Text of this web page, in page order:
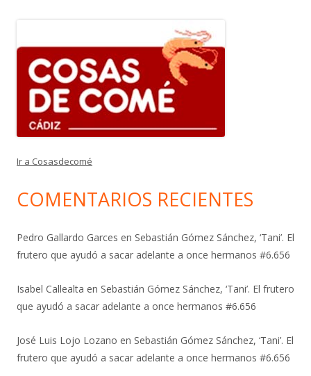
Ir a Cosasdecomé
COMENTARIOS RECIENTES
Pedro Gallardo Garces en Sebastián Gómez Sánchez, ‘Tani’. El
frutero que ayudó a sacar adelante a once hermanos #6.656
Isabel Callealta en Sebastián Gómez Sánchez, ‘Tani’. El frutero
que ayudó a sacar adelante a once hermanos #6.656
José Luis Lojo Lozano en Sebastián Gómez Sánchez, ‘Tani’. El
frutero que ayudó a sacar adelante a once hermanos #6.656